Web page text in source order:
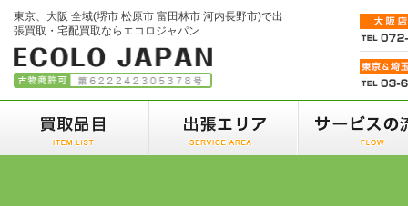
東京、大阪 全域(堺市 松原市 富田林市 河内長野市)で出
張買取・宅配買取ならエコロジャパン